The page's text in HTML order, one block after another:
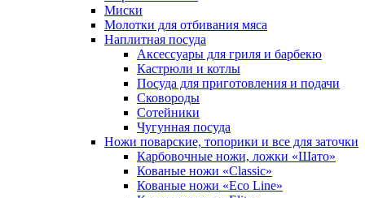
Миски
Молотки для отбивания мяса
Наплитная посуда
Аксессуары для гриля и барбекю
Кастрюли и котлы
Посуда для приготовления и подачи
Сковороды
Сотейники
Чугунная посуда
Ножи поварские, топорики и все для заточки
Карбовочные ножи, ложки «Шато»
Кованые ножи «Classic»
Кованые ножи «Eco Line»